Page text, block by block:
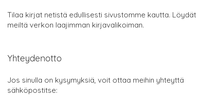
Tilaa kirjat netistä edullisesti sivustomme kautta. Löydät
meiltä verkon laajimman kirjavalikoiman.
Yhteydenotto
Jos sinulla on kysymyksiä, voit ottaa meihin yhteyttä
sähköpostitse: